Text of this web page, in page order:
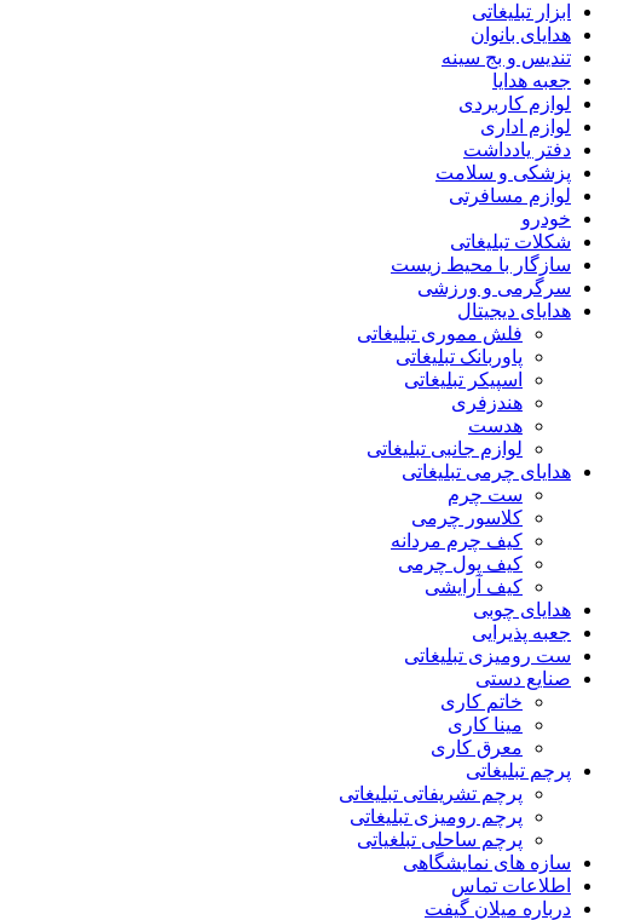
ابزار تبلیغاتی
هدایای بانوان
تندیس و بج سینه
جعبه هدایا
لوازم کاربردی
لوازم اداری
دفتر یادداشت
پزشکی و سلامت
لوازم مسافرتی
خودرو
شکلات تبلیغاتی
سازگار با محیط زیست
سرگرمی و ورزشی
هدایای دیجیتال
فلش مموری تبلیغاتی
پاوربانک تبلیغاتی
اسپیکر تبلیغاتی
هندزفری
هدست
لوازم جانبی تبلیغاتی
هدایای چرمی تبلیغاتی
ست چرم
کلاسور چرمی
کیف چرم مردانه
کیف پول چرمی
کیف آرایشی
هدایای چوبی
جعبه پذیرایی
ست رومیزی تبلیغاتی
صنایع دستی
خاتم کاری
مینا کاری
معرق کاری
پرچم تبلیغاتی
پرچم تشریفاتی تبلیغاتی
پرچم رومیزی تبلیغاتی
پرچم ساحلی تبلغیاتی
سازه های نمایشگاهی
اطلاعات تماس
درباره میلان گیفت